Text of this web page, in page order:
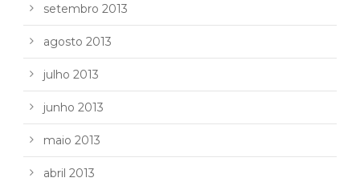
setembro 2013
agosto 2013
julho 2013
junho 2013
maio 2013
abril 2013